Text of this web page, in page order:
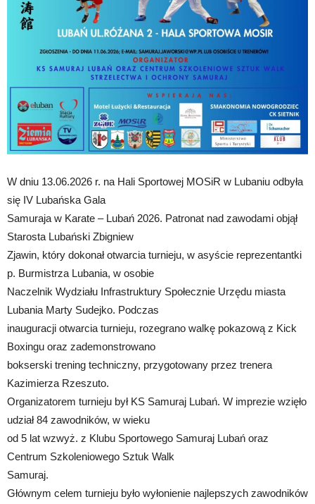
W dniu 13.06.2026 r. na Hali Sportowej MOSiR w Lubaniu odbyła
się IV Lubańska Gala
Samuraja w Karate – Lubań 2026. Patronat nad zawodami objął
Starosta Lubański Zbigniew
Zjawin, który dokonał otwarcia turnieju, w asyście reprezentantki
p. Burmistrza Lubania, w osobie
Naczelnik Wydziału Infrastruktury Społecznie Urzędu miasta
Lubania Marty Sudejko. Podczas
inauguracji otwarcia turnieju, rozegrano walkę pokazową z Kick
Boxingu oraz zademonstrowano
bokserski trening techniczny, przygotowany przez trenera
Kazimierza Rzeszuto.
Organizatorem turnieju był KS Samuraj Lubań. W imprezie wzięło
udział 84 zawodników, w wieku
od 5 lat wzwyż. z Klubu Sportowego Samuraj Lubań oraz
Centrum Szkoleniowego Sztuk Walk
Samuraj.
Głównym celem turnieju było wyłonienie najlepszych zawodników